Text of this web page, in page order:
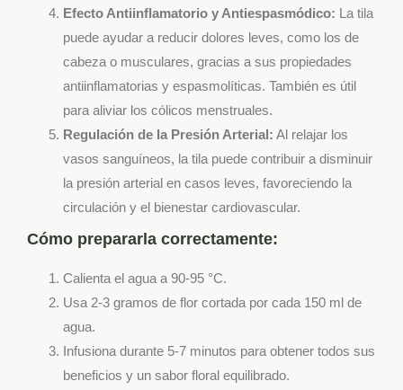
Efecto Antiinflamatorio y Antiespasmódico: La tila
puede ayudar a reducir dolores leves, como los de
cabeza o musculares, gracias a sus propiedades
antiinflamatorias y espasmolíticas. También es útil
para aliviar los cólicos menstruales.
Regulación de la Presión Arterial: Al relajar los
vasos sanguíneos, la tila puede contribuir a disminuir
la presión arterial en casos leves, favoreciendo la
circulación y el bienestar cardiovascular.
Cómo prepararla correctamente:
Calienta el agua a 90-95 °C.
Usa 2-3 gramos de flor cortada por cada 150 ml de
agua.
Infusiona durante 5-7 minutos para obtener todos sus
beneficios y un sabor floral equilibrado.